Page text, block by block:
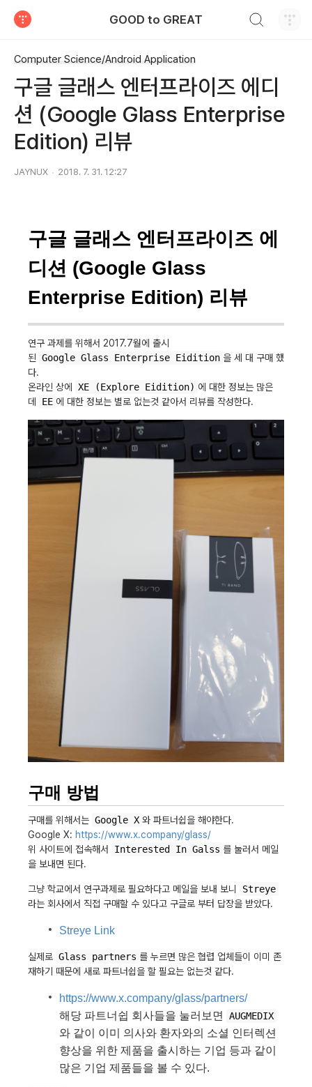
GOOD to GREAT
Computer Science/Android Application
구글 글래스 엔터프라이즈 에디
션 (Google Glass Enterprise
Edition) 리뷰
JAYNUX 2018. 7. 31. 12:27
구글 글래스 엔터프라이즈 에
디션 (Google Glass
Enterprise Edition) 리뷰
연구 과제를 위해서 2017.7월에 출시
된 Google Glass Enterprise Eidition 을 세 대 구매 했
다.
온라인 상에
XE (Explore Eidition) 에 대한 정보는 많은
데
EE 에 대한 정보는 별로 없는것 같아서 리뷰를 작성한다.
구매 방법
구매를 위해서는 Google X 와 파트너쉽을 해야한다.
Google X: https://www.x.company/glass/
위 사이트에 접속해서
Interested In Galss 를 눌러서 메일
을 보내면 된다.
그냥 학교에서 연구과제로 필요하다고 메일을 보내 보니
Streye
라는 회사에서 직접 구매할 수 있다고 구글로 부터 답장을 받았다.
Streye Link
실제로 Glass partners 를 누르면 많은 협렵 업체들이 이미 존
재하기 때문에 새로 파트너쉽을 할 필요는 없는것 같다.
https://www.x.company/glass/partners/
해당 파트너쉽 회사들을 눌러보면
AUGMEDIX
와 같이 이미 의사와 환자와의 소셜 인터렉션
향상을 위한 제품을 출시하는 기업 등과 같이
많은 기업 제품들을 볼 수 있다.